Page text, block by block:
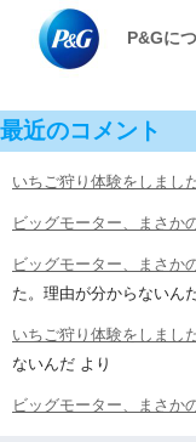
P&Gに
最近のコメント
いちご狩り体験をしまし
ビッグモーター、まさか
ビッグモーター、まさか
た。理由が分からないん
いちご狩り体験をしまし
ないんだ より
ビッグモーター、まさか